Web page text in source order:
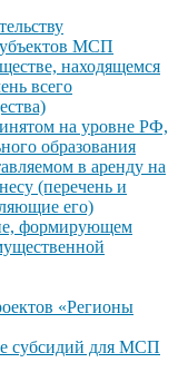
МСП
находящемся
всего
на уровне РФ,
образования
в аренду на
(перечень и
его)
формирующем
«Регионы
субсидий для МСП